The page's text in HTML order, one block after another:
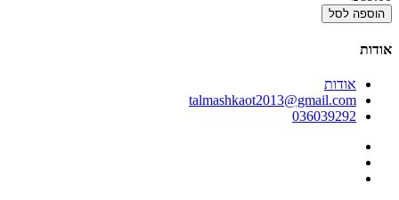
הוספה לסל
אודות
אודות
talmashkaot2013@gmail.com
036039292